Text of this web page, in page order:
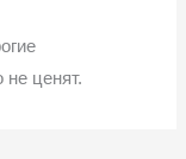
ценят.